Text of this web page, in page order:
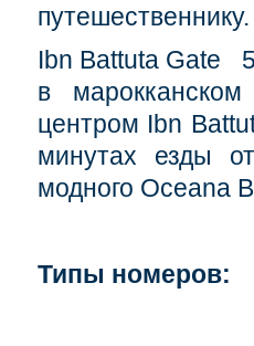
путешественнику.
Ibn Battuta Gate
в
центром Ibn
минутах езды
модного Oceana
Типы номеров: